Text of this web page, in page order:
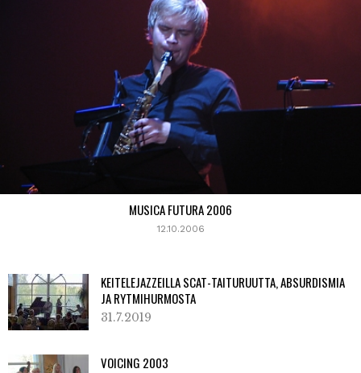
MUSICA FUTURA 2006
12.10.2006
KEITELEJAZZEILLA SCAT-TAITURUUTTA, ABSURDISMIA
JA RYTMIHURMOSTA
31.7.2019
VOICING 2003